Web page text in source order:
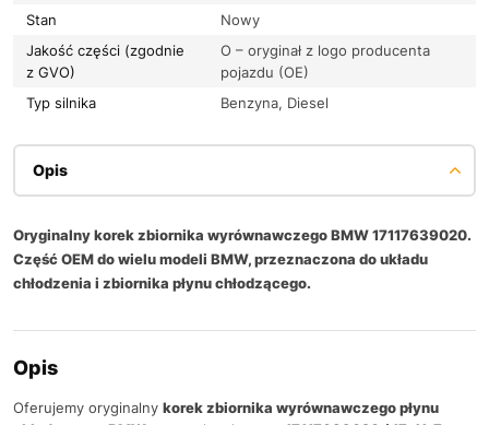
Stan
Nowy
Jakość części (zgodnie
z GVO)
O – oryginał z logo producenta
pojazdu (OE)
Typ silnika
Benzyna, Diesel
Opis
Oryginalny korek zbiornika wyrównawczego BMW 17117639020.
Część OEM do wielu modeli BMW, przeznaczona do układu
chłodzenia i zbiornika płynu chłodzącego.
Opis
Oferujemy oryginalny korek zbiornika wyrównawczego płynu